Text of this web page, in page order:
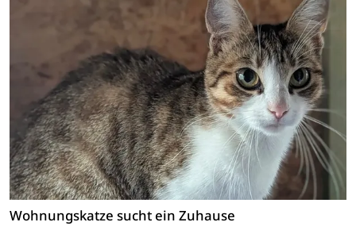
Wohnungskatze sucht ein Zuhause